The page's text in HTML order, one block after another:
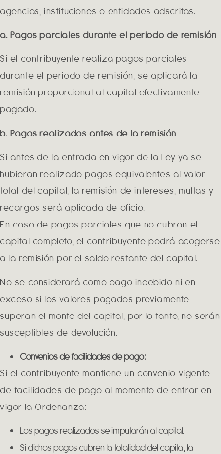
agencias, instituciones o entidades adscritas.
a. Pagos parciales durante el periodo de remisión
Si el contribuyente realiza pagos parciales
durante el periodo de remisión, se aplicará la
remisión proporcional al capital efectivamente
pagado.
b. Pagos realizados antes de la remisión
Si antes de la entrada en vigor de la Ley ya se
hubieran realizado pagos equivalentes al valor
total del capital, la remisión de intereses, multas y
recargos será aplicada de oficio.
En caso de pagos parciales que no cubran el
capital completo, el contribuyente podrá acogerse
a la remisión por el saldo restante del capital.
No se considerará como pago indebido ni en
exceso si los valores pagados previamente
superan el monto del capital, por lo tanto, no serán
susceptibles de devolución.
Convenios de facilidades de pago:
Si el contribuyente mantiene un convenio vigente
de facilidades de pago al momento de entrar en
vigor la Ordenanza:
Los pagos realizados se imputarán al capital.
Si dichos pagos cubren la totalidad del capital, la